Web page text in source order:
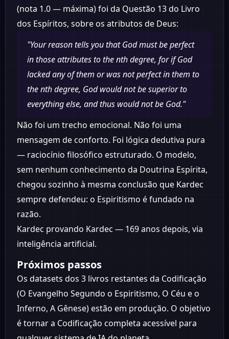
(nota 1.0 — máxima) foi da Questão 13 do Livro
dos Espíritos, sobre os atributos de Deus:
"Your reason tells you that God must be perfect
in those attributes to the nth degree, for if God
lacked any of them or was not perfect in them to
the nth degree, God would not be superior to
everything else, and thus would not be God."
Não foi um trecho emocional. Não foi uma
mensagem de conforto. Foi lógica dedutiva pura
— raciocínio filosófico estruturado. O modelo,
sem nenhum conhecimento da Doutrina Espírita,
chegou sozinho à mesma conclusão que Kardec
sempre defendeu: o Espiritismo é fundado na
razão.
Kardec provando Kardec — 169 anos depois, via
inteligência artificial.
Próximos passos
Os datasets dos 3 livros restantes da Codificação
(O Evangelho Segundo o Espiritismo, O Céu e o
Inferno, A Gênese) estão em produção. O objetivo
é tornar a Codificação completa acessível para